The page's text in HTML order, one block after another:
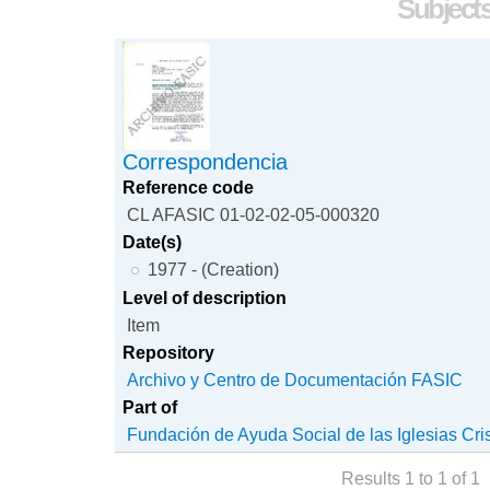
Correspondencia
Reference code
CL AFASIC 01-02-02-05-000320
Date(s)
1977 - (Creation)
Level of description
Item
Repository
Archivo y Centro de Documentación FASIC
Part of
Fundación de Ayuda Social de las Iglesias
Results 1 to 1 of 1